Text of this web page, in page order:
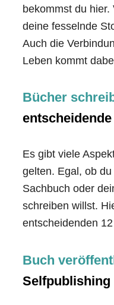
bekommst du
deine fesselnde
Auch die
Leben kommt
Bücher
Es gibt viele
gelten. Egal, ob
Sachbuch oder
schreiben willst.
entscheidenden
Buch
Selfpublishing